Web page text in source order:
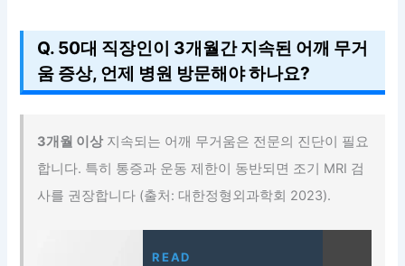
Q. 50대 직장인이 3개월간 지속된 어깨 무거
움 증상, 언제 병원 방문해야 하나요?
3개월 이상지속되는 어깨 무거움은 전문의 진단이 필요
합니다. 특히 통증과 운동 제한이 동반되면 조기 MRI 검
사를 권장합니다 (출처: 대한정형외과학회 2023).
READ